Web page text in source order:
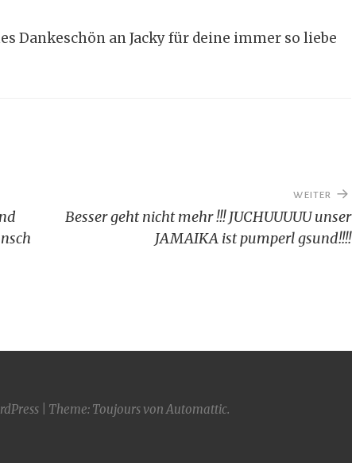
Dankeschön an Jacky für deine immer so liebe
WEITER
Besser geht nicht mehr !!! JUCHUUUUU unser
JAMAIKA ist pumperl gsund!!!!
Theme: Toujours von Automattic.